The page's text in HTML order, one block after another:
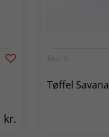
kr.
ÅSHILD
Tøffel Savana